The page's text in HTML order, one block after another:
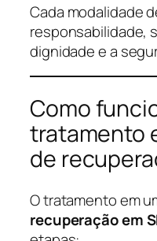
Cada modalidade
responsabilidade,
dignidade e a
Como
tratamento
de
O tratamento em
recuperação em